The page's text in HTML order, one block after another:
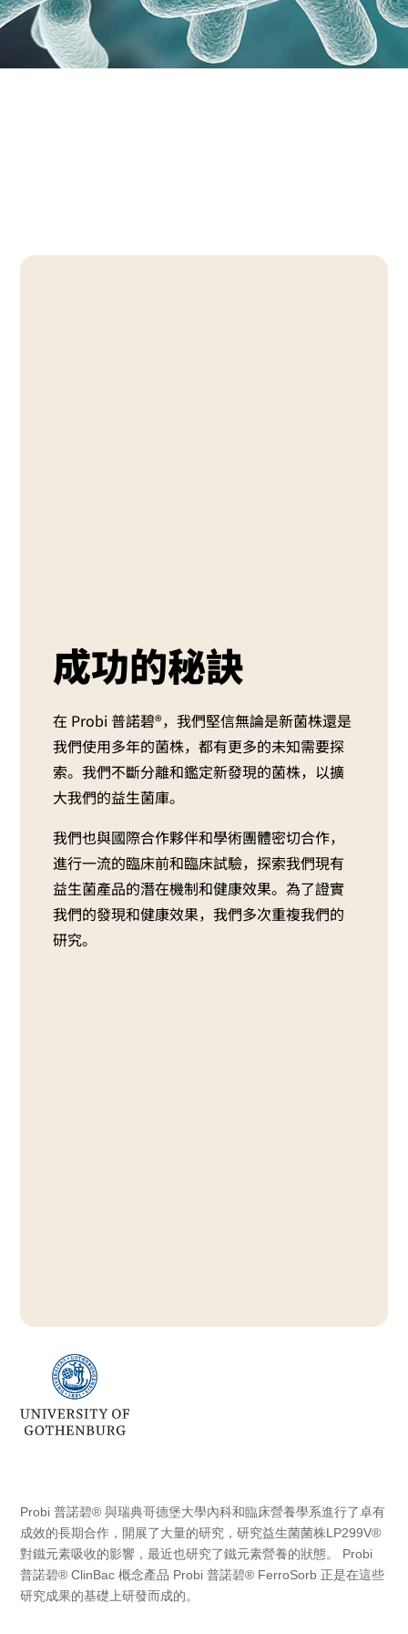
成功的秘訣
在 Probi 普諾碧®，我們堅信無論是新菌株還是
我們使用多年的菌株，都有更多的未知需要探
索。我們不斷分離和鑑定新發現的菌株，以擴
大我們的益生菌庫。
我們也與國際合作夥伴和學術團體密切合作，
進行一流的臨床前和臨床試驗，探索我們現有
益生菌產品的潛在機制和健康效果。為了證實
我們的發現和健康效果，我們多次重複我們的
研究。
Probi 普諾碧® 與瑞典哥德堡大學內科和臨床營養學系進行了卓有
成效的長期合作，開展了大量的研究，研究益生菌菌株LP299V®
對鐵元素吸收的影響，最近也研究了鐵元素營養的狀態。 Probi
普諾碧® ClinBac 概念產品 Probi 普諾碧® FerroSorb 正是在這些
研究成果的基礎上研發而成的。